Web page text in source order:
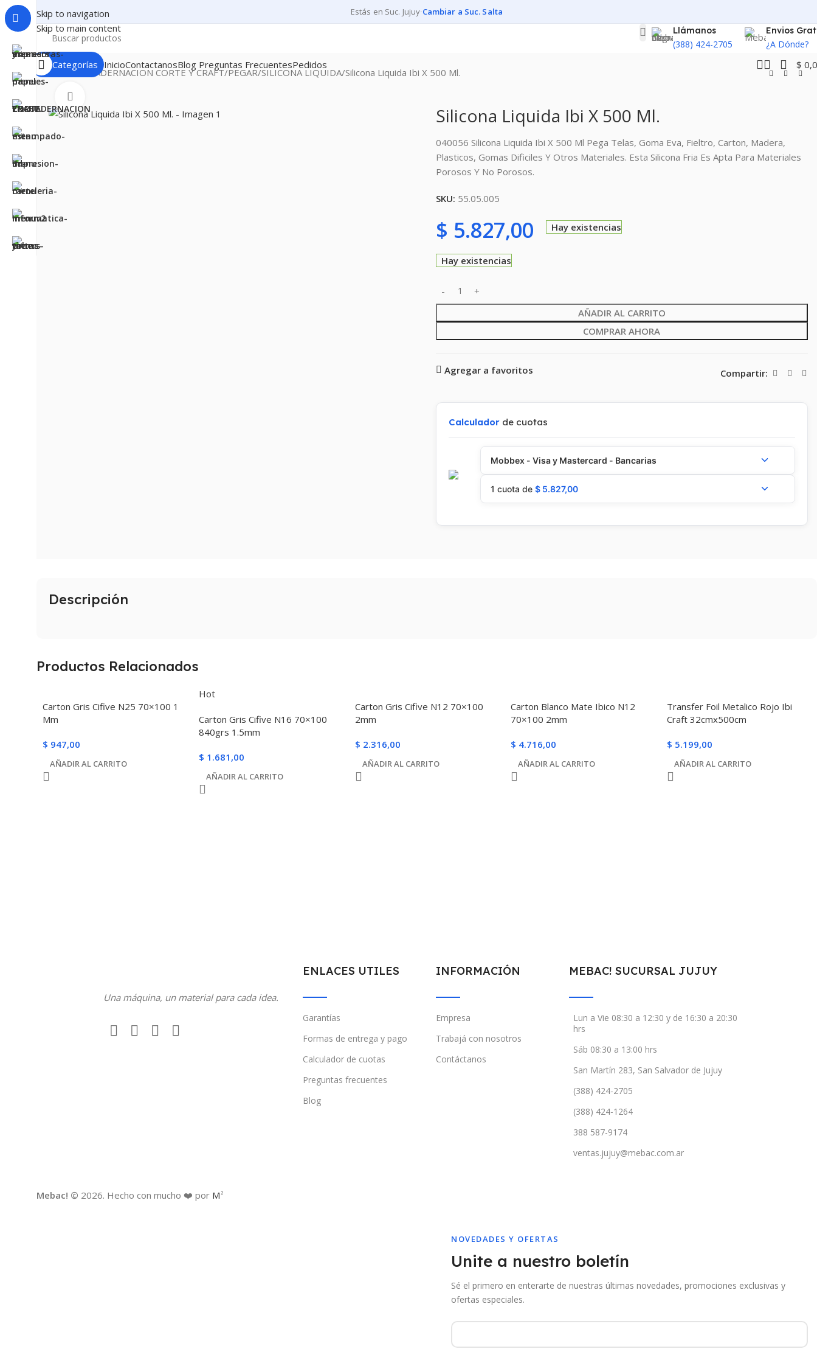
Skip to navigation
Skip to main content
Estás en Suc. Jujuy·Cambiar a Suc. Salta
Llámanos
(388) 424-2705
Envios
¿A Dónde?
Categorías InicioContactanosBlog Preguntas FrecuentesPedidos $
Inicio ENCUADERNACION CORTE Y CRAFT PEGAR SILICONA LIQUIDA Silicona Liquida Ibi X 500 Ml.
Silicona Liquida Ibi X 500 Ml.
040056 Silicona Liquida Ibi X 500 Ml Pega Telas, Goma Eva, Fieltro, Carton, Madera,
Plasticos, Gomas Dificiles Y Otros Materiales. Esta Silicona Fria Es Apta Para Materiales
Porosos Y No Porosos.
SKU: 55.05.005
$ 5.827,00 Hay existencias
Hay existencias
AÑADIR AL CARRITO
COMPRAR AHORA
Agregar a favoritos Compartir:
Calculadorde cuotas
Mobbex - Visa y Mastercard - Bancarias
1 cuota de $5.827,00
Descripción
Productos Relacionados
Carton Gris Cifive N25 70×100 1
Mm
$ 947,00
AÑADIR AL CARRITO
Hot
Carton Gris Cifive N16 70×100
840grs 1.5mm
$ 1.681,00
AÑADIR AL CARRITO
Carton Gris Cifive N12 70×100
2mm
$ 2.316,00
AÑADIR AL CARRITO
Carton Blanco Mate Ibico N12
70×100 2mm
$ 4.716,00
AÑADIR AL CARRITO
Transfer Foil Metalico Rojo Ibi
Craft 32cmx500cm
$ 5.199,00
AÑADIR AL CARRITO
Una máquina, un material para cada idea.
ENLACES UTILES
Garantías
Formas de entrega y pago
Calculador de cuotas
Preguntas frecuentes
Blog
INFORMACIÓN
Empresa
Trabajá con nosotros
Contáctanos
MEBAC! SUCURSAL JUJUY
Lun a Vie 08:30 a 12:30 y de 16:30 a 20:30
hrs
Sáb 08:30 a 13:00 hrs
San Martín 283, San Salvador de Jujuy
(388) 424-2705
(388) 424-1264
388 587-9174
ventas.jujuy@mebac.com.ar
Mebac! © 2026. Hecho con mucho ❤️ por M 2
NOVEDADES Y OFERTAS
Unite a nuestro boletín
Sé el primero en enterarte de nuestras últimas novedades, promociones exclusivas y
ofertas especiales.